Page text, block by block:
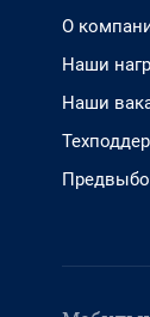
О
Наши
Наши